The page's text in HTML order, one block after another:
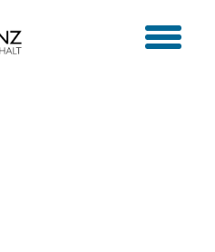
toggle
menu